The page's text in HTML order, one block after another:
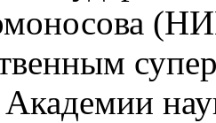
Академии